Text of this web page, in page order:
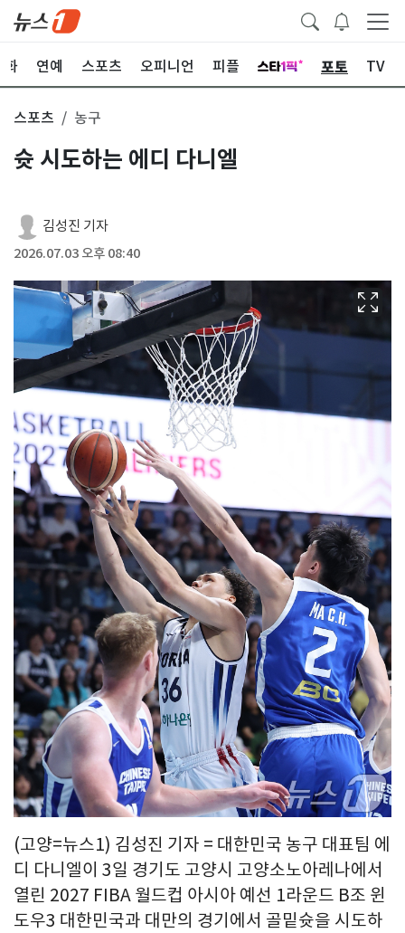
화 연예 스포츠 오피니언 피플 포토 TV
스포츠 농구
슛 시도하는 에디 다니엘
김성진 기자
2026.07.03 오후 08:40
(고양=뉴스1) 김성진 기자 = 대한민국 농구 대표팀 에
디 다니엘이 3일 경기도 고양시 고양소노아레나에서
열린 2027 FIBA 월드컵 아시아 예선 1라운드 B조 윈
도우3 대한민국과 대만의 경기에서 골밑슛을 시도하